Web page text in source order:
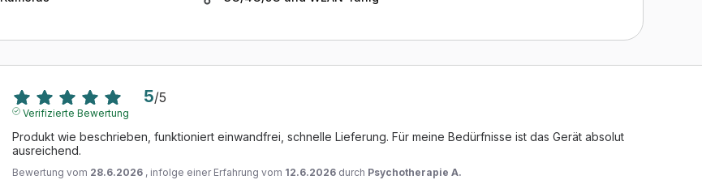
5/5
Verifizierte Bewertung
Produkt wie beschrieben, funktioniert einwandfrei, schnelle Lieferung. Für meine Bedürfnisse ist das Gerät absolut
ausreichend.
Bewertung vom 28.6.2026 , infolge einer Erfahrung vom 12.6.2026 durch Psychotherapie A.